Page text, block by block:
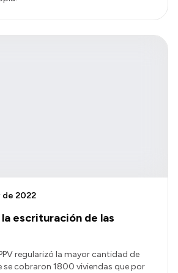
escrituración de las
de 2022
regularizó la mayor cantidad de
se cobraron 1800 viviendas que por